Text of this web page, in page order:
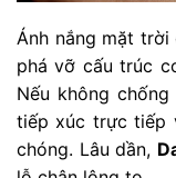
Ánh nắng mặt trời
phá vỡ cấu trúc
Nếu không
tiếp xúc trực tiếp
chóng. Lâu dần,